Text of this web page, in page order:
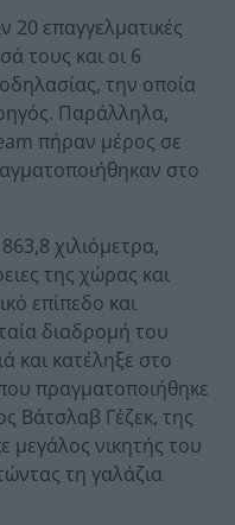
20 επαγγελματικές
τους και οι 6
την οποία
Παράλληλα,
πήραν μέρος σε
στο
χιλιόμετρα,
της χώρας και
επίπεδο και
διαδρομή του
και κατέληξε στο
πραγματοποιήθηκε
Βάτσλαβ Γέζεκ, της
μεγάλος νικητής του
τη γαλάζια